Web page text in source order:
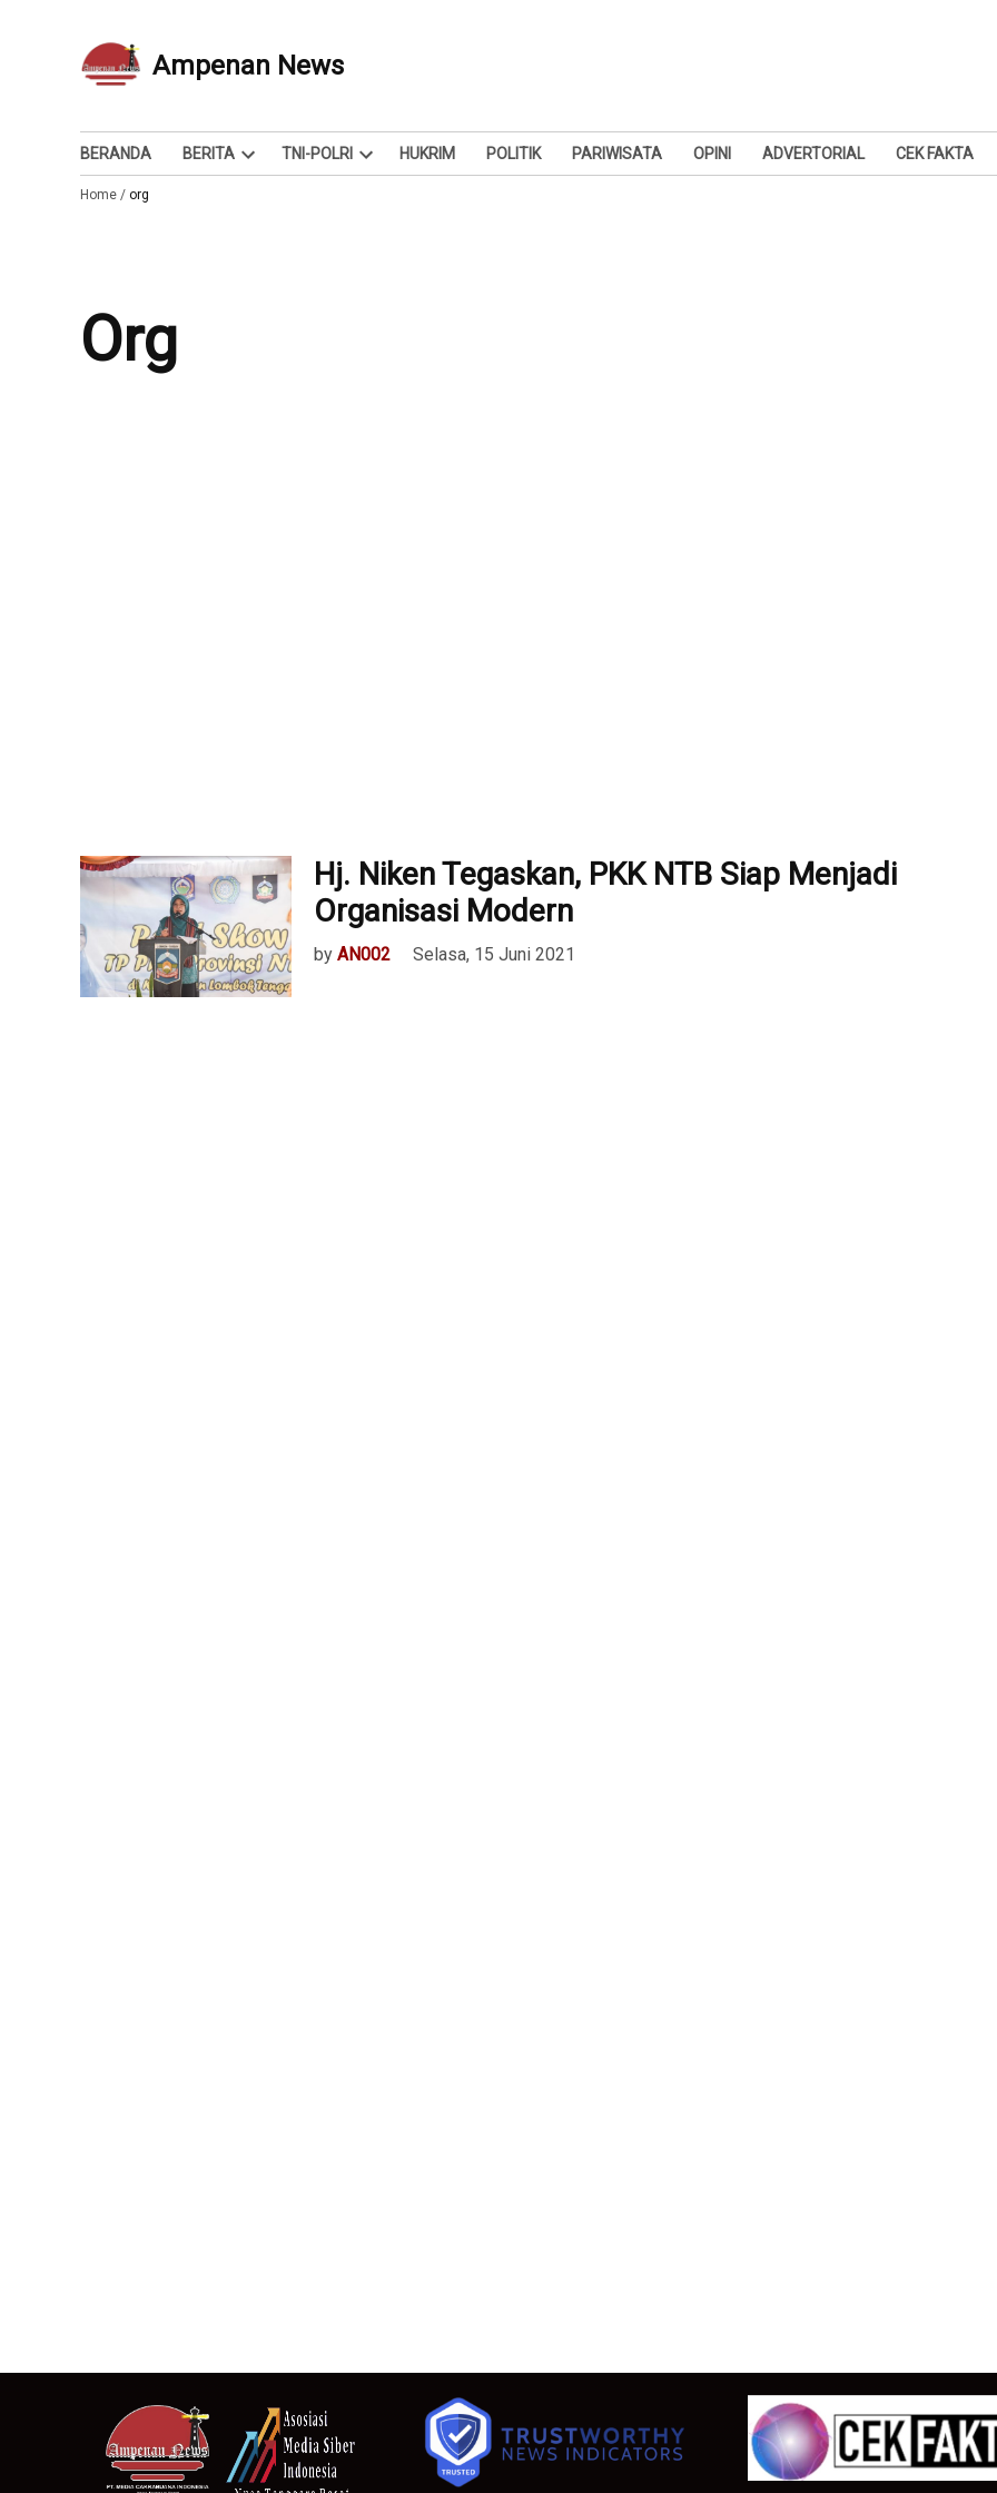
Ampenan News
Berita dan Info
BERANDA BERITA
Open
TNI-POLRI
Open
HUKRIM POLITIK PARIWISATA OPINI ADVERTORIAL CEK FAKTA
Home / org
org
Hj. Niken Tegaskan, PKK NTB Siap Menjadi
Organisasi Modern
by AN002 Selasa, 15 Juni 2021